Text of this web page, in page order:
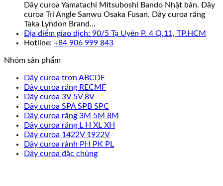
Dây curoa Yamatachi Mitsuboshi Bando Nhật bản. Dây
curoa Tri Angle Sanwu Osaka Fusan. Dây curoa răng
Taka Lyndon Brand...
Địa điểm giao dịch: 90/5 Tạ Uyên P. 4 Q.11, TP.HCM
Hotline: +84 906 999 843
Nhóm sản phẩm
Dây curoa trơn ABCDE
Dây curoa răng RECMF
Dây curoa 3V 5V 8V
Dây curoa SPA SPB SPC
Dây curoa răng 3M 5M 8M
Dây curoa răng L H XL XH
Dây curoa 1422V 1922V
Dây curoa rảnh PH PK PL
Dây curoa đặc chủng